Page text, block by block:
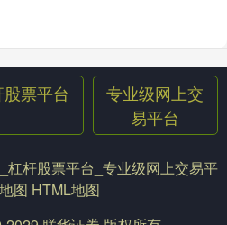
票平台
专业级网上交
易平台
杠杆股票平台_专业级网上交易平
图 HTML地图